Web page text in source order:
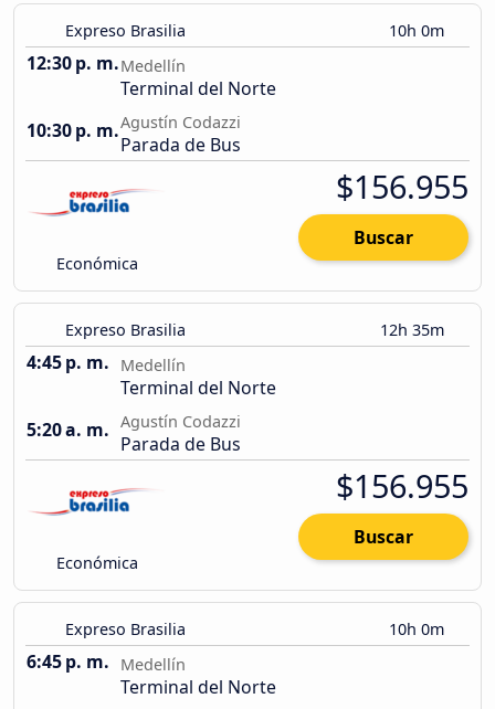
Expreso Brasilia 10h 0m
12:30 p. m.Medellín
Terminal del Norte
10:30 p. m.Agustín Codazzi
Parada de Bus
Económica
$156.955
Buscar
Expreso Brasilia 12h 35m
4:45 p. m. Medellín
Terminal del Norte
5:20 a. m. Agustín Codazzi
Parada de Bus
Económica
$156.955
Buscar
Expreso Brasilia 10h 0m
6:45 p. m. Medellín
Terminal del Norte